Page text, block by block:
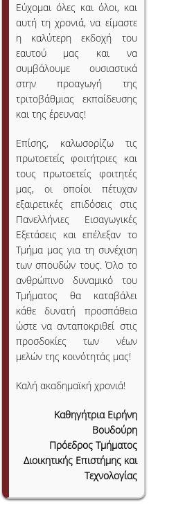
ΕΡΕΥΝΗΤΕΣ
ΤΜΗΜΑΤΟΣ
ΣΠΟΥΔΕΣ
ΚΑΤΕΥΘΥΝΣΕΙΣ ΣΠΟΥΔΩΝ
ΣΠΟΥΔΩΝ
ΕΠΙΛΟΓΗΣ ΑΠΟ
ΚΑΙ ΠΤΥΧΙΑΚΗ ΕΡΓΑΣΙΑ
ΠΡΑΚΤΙΚΗ ΑΣΚΗΣΗ
ΠΡΑΚΤΙΚΗΣ ΑΣΚΗΣΗΣ
ΣΠΟΥΔΕΣ
ΜΕΤΑΠΤΥΧΙΑΚΩΝ ΣΠΟΥΔΩΝ
Εύχομαι όλες και όλοι, και
αυτή τη χρονιά, να είμαστε
η καλύτερη εκδοχή του
εαυτού μας και να
συμβάλουμε ουσιαστικά
στην προαγωγή της
τριτοβάθμιας εκπαίδευσης
και της έρευνας!
Επίσης, καλωσορίζω τις
πρωτοετείς φοιτήτριες και
τους πρωτοετείς φοιτητές
μας, οι οποίοι πέτυχαν
εξαιρετικές επιδόσεις στις
Πανελλήνιες Εισαγωγικές
Εξετάσεις και επέλεξαν το
Τμήμα μας για τη συνέχιση
των σπουδών τους. Όλο το
ανθρώπινο δυναμικό του
Τμήματος θα καταβάλει
κάθε δυνατή προσπάθεια
ώστε να ανταποκριθεί στις
προσδοκίες των νέων
μελών της κοινότητάς μας!
Καλή ακαδημαϊκή χρονιά!
Kαθηγήτρια Ειρήνη
Βουδούρη
Πρόεδρος Τμήματος
Διοικητικής Επιστήμης και
Τεχνολογίας